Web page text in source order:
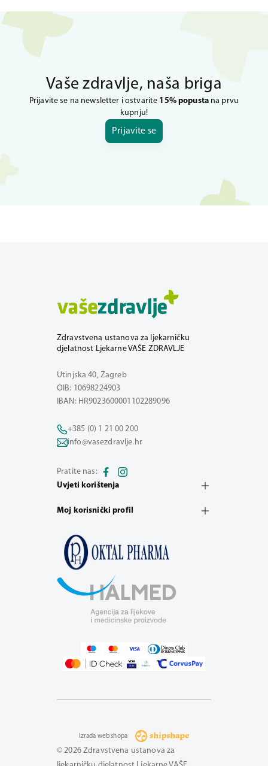
Vaše zdravlje, naša briga
Prijavite se na newsletter i ostvarite 15% popustana prvu
kupnju!
Prijavite se
Zdravstvena ustanova za ljekarničku
djelatnost Ljekarne VAŠE ZDRAVLJE
Utinjska 40, Zagreb
OIB: 10698224903
IBAN: HR9023600001102289096
+385 (0) 1 21 00 200
info@vasezdravlje.hr
Pratite nas:
Uvjeti korištenja
Moj korisnički profil
© 2026 Zdravstvena ustanova za
Izrada web shopa